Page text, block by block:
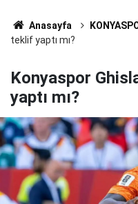
Anasayfa
teklif yaptı mı?
Konyaspor
yaptı mı?